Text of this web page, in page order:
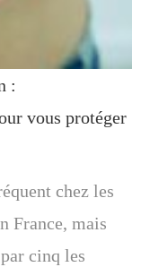
:
vous protéger
chez les
France, mais
cinq les